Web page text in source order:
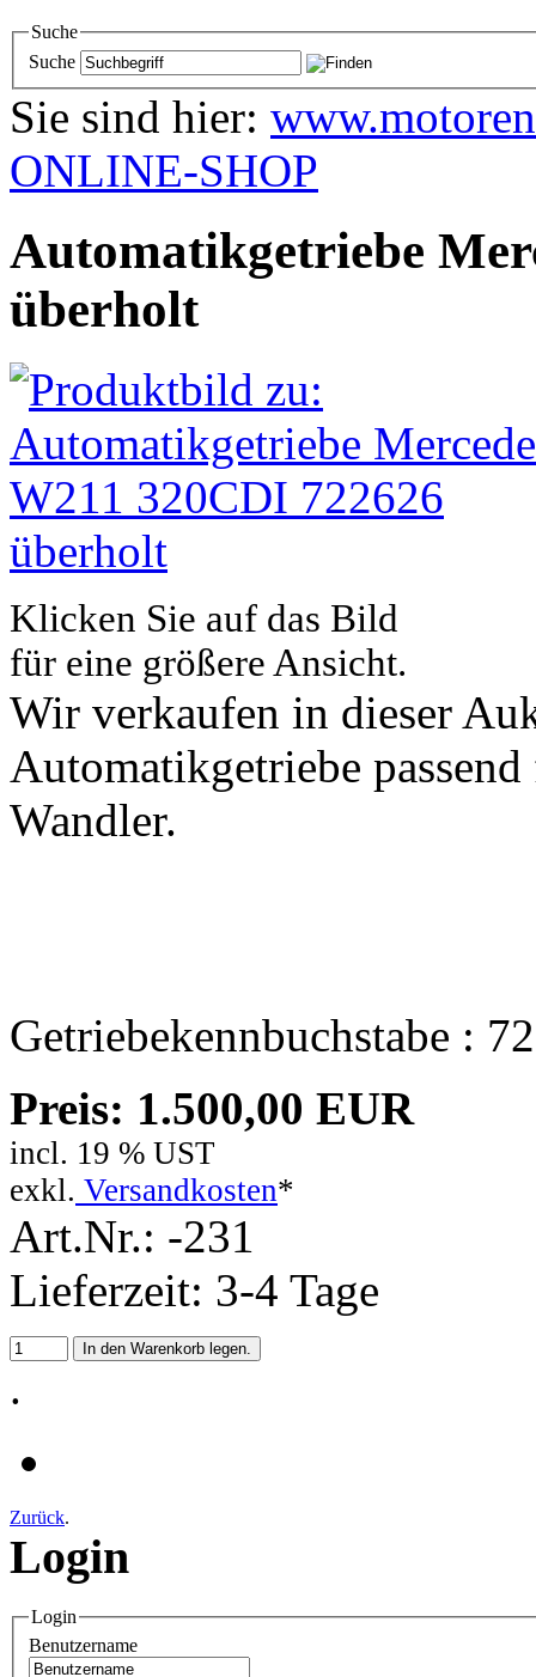
Suche
Suche
Sie sind hier:
ONLINE-SHOP
Automatikgetriebe
überholt
Klicken Sie auf das Bild
für eine größere Ansicht.
Wir verkaufen in dieser
Automatikgetriebe
Wandler.
Getriebekennbuchstabe :
Preis: 1.500,00 EUR
incl. 19 % UST
exkl. Versandkosten*
Art.Nr.: -231
Lieferzeit: 3-4 Tage
.
Zurück.
Login
Login
Benutzername